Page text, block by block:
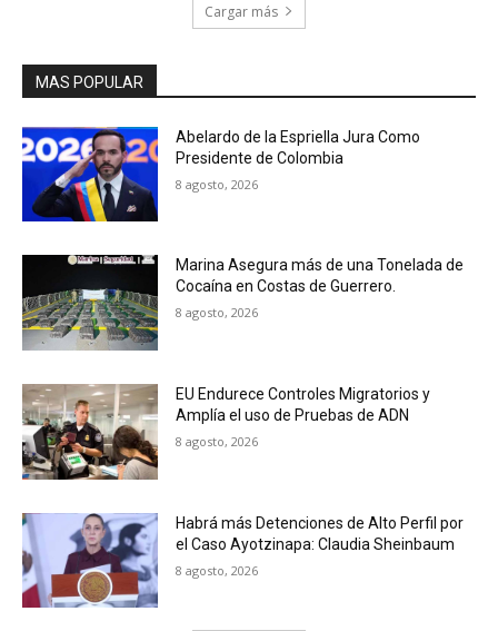
Cargar más
MAS POPULAR
Abelardo de la Espriella Jura Como
Presidente de Colombia
8 agosto, 2026
Marina Asegura más de una Tonelada de
Cocaína en Costas de Guerrero.
8 agosto, 2026
EU Endurece Controles Migratorios y
Amplía el uso de Pruebas de ADN
8 agosto, 2026
Habrá más Detenciones de Alto Perfil por
el Caso Ayotzinapa: Claudia Sheinbaum
8 agosto, 2026